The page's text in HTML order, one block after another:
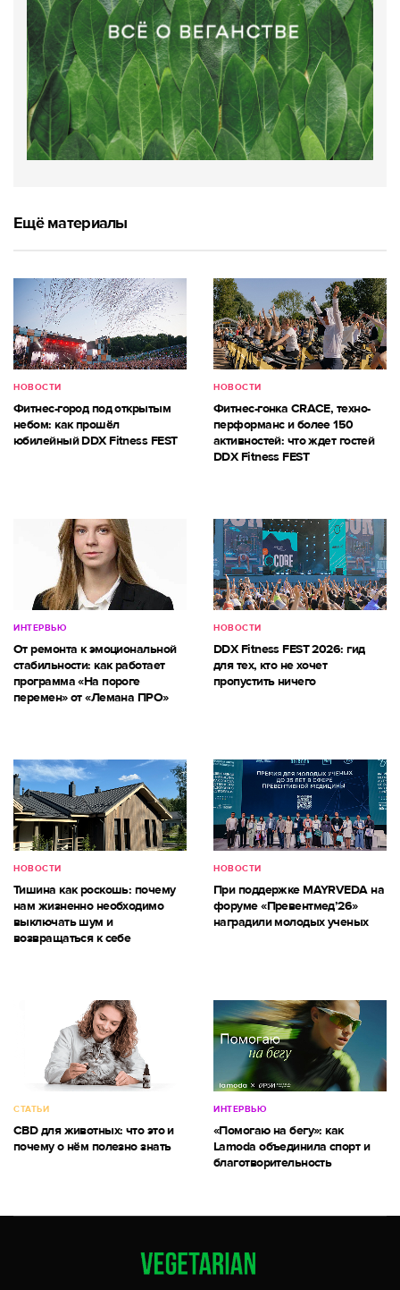
Ещё материалы
НОВОСТИ
Фитнес-город под открытым
небом: как прошёл
юбилейный DDX Fitness FEST
НОВОСТИ
Фитнес-гонка CRACE, техно-
перформанс и более 150
активностей: что ждет гостей
DDX Fitness FEST
ИНТЕРВЬЮ
От ремонта к эмоциональной
стабильности: как работает
программа «На пороге
перемен» от «Лемана ПРО»
НОВОСТИ
DDX Fitness FEST 2026: гид
для тех, кто не хочет
пропустить ничего
НОВОСТИ
Тишина как роскошь: почему
нам жизненно необходимо
выключать шум и
возвращаться к себе
НОВОСТИ
При поддержке MAYRVEDA на
форуме «Превентмед’26»
наградили молодых ученых
СТАТЬИ
CBD для животных: что это и
почему о нём полезно знать
ИНТЕРВЬЮ
«Помогаю на бегу»: как
Lamoda объединила спорт и
благотворительность